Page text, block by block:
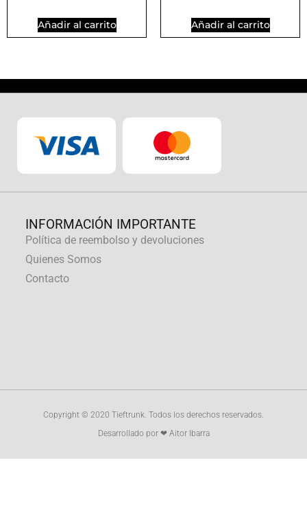
Añadir al carrito Añadir al carrito
INFORMACIÓN IMPORTANTE
Política de reembolso y devoluciones
Quienes Somos
Contacto
Copyright © 2020 Tieftrunk. Todos los derechos reservados.
Desarrollado por ❤ Aitor Ibarra